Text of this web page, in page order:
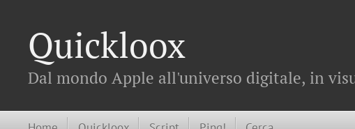
Quickloox
Dal mondo Apple all'universo digitale, in